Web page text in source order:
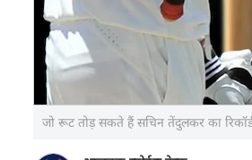
जो रूट तोड़ सकते हैं सच‍िन तेंदुलकर का